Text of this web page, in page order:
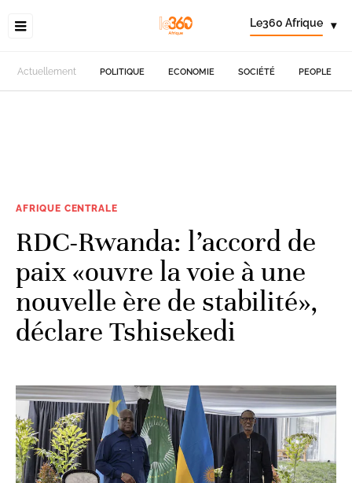
Le360 Afrique ▾
Actuellement POLITIQUE ECONOMIE SOCIÉTÉ PEOPLE
AFRIQUE CENTRALE
RDC-Rwanda: l’accord de
paix «ouvre la voie à une
nouvelle ère de stabilité»,
déclare Tshisekedi